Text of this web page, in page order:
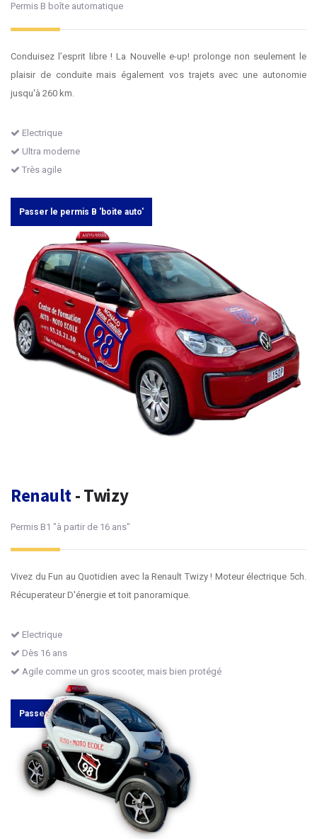
Permis B boîte automatique
Conduisez l’esprit libre ! La Nouvelle e-up! prolonge non seulement le
plaisir de conduite mais également vos trajets avec une autonomie
jusqu'à 260 km.
Electrique
Ultra moderne
Très agile
Passer le permis B 'boite auto'
Renault- Twizy
Permis B1 "à partir de 16 ans"
Vivez du Fun au Quotidien avec la Renault Twizy ! Moteur électrique 5ch.
Récuperateur D'énergie et toit panoramique.
Electrique
Dès 16 ans
Agile comme un gros scooter, mais bien protégé
Passer le permis B1